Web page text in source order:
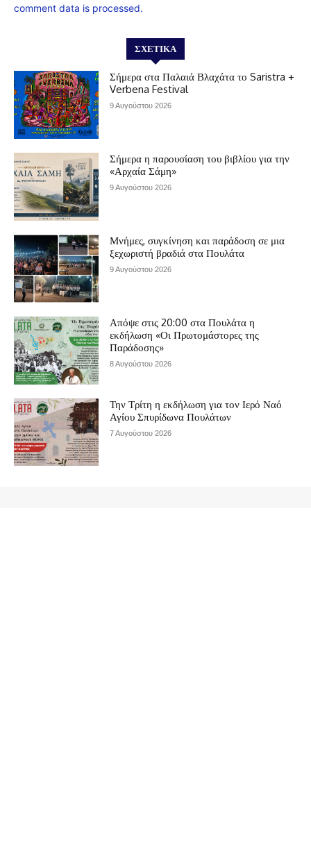
comment data is processed.
ΣΧΕΤΙΚΆ
Σήμερα στα Παλαιά Βλαχάτα το Saristra +
Verbena Festival
9 Αυγούστου 2026
Σήμερα η παρουσίαση του βιβλίου για την
«Αρχαία Σάμη»
9 Αυγούστου 2026
Μνήμες, συγκίνηση και παράδοση σε μια
ξεχωριστή βραδιά στα Πουλάτα
9 Αυγούστου 2026
Απόψε στις 20:00 στα Πουλάτα η
εκδήλωση «Οι Πρωτομάστορες της
Παράδοσης»
8 Αυγούστου 2026
Την Τρίτη η εκδήλωση για τον Ιερό Ναό
Αγίου Σπυρίδωνα Πουλάτων
7 Αυγούστου 2026